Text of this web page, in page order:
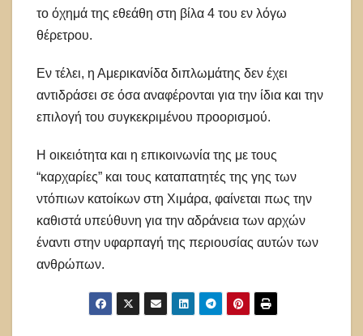
το όχημά της εθεάθη στη βίλα 4 του εν λόγω
θέρετρου.
Εν τέλει, η Αμερικανίδα διπλωμάτης δεν έχει
αντιδράσει σε όσα αναφέρονται για την ίδια και την
επιλογή του συγκεκριμένου προορισμού.
Η οικειότητα και η επικοινωνία της με τους
“καρχαρίες” και τους καταπατητές της γης των
ντόπιων κατοίκων στη Χιμάρα, φαίνεται πως την
καθιστά υπεύθυνη για την αδράνεια των αρχών
έναντι στην υφαρπαγή της περιουσίας αυτών των
ανθρώπων.